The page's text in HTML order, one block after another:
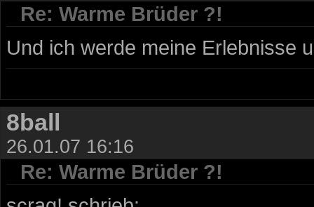
Re: Warme Brüder ?!
Und ich werde meine Erlebnisse
8ball
26.01.07 16:16
Re: Warme Brüder ?!